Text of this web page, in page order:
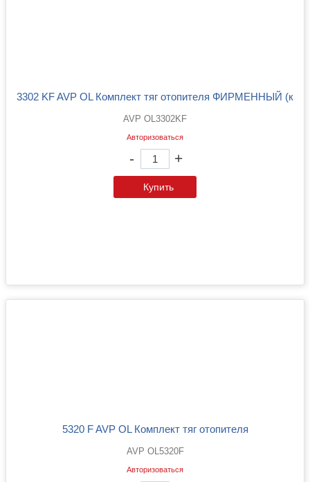
3302 KF AVP OL Комплект тяг отопителя ФИРМЕННЫЙ (к
AVP OL3302KF
Авторизоваться
- +
Купить
5320 F AVP OL Комплект тяг отопителя
AVP OL5320F
Авторизоваться